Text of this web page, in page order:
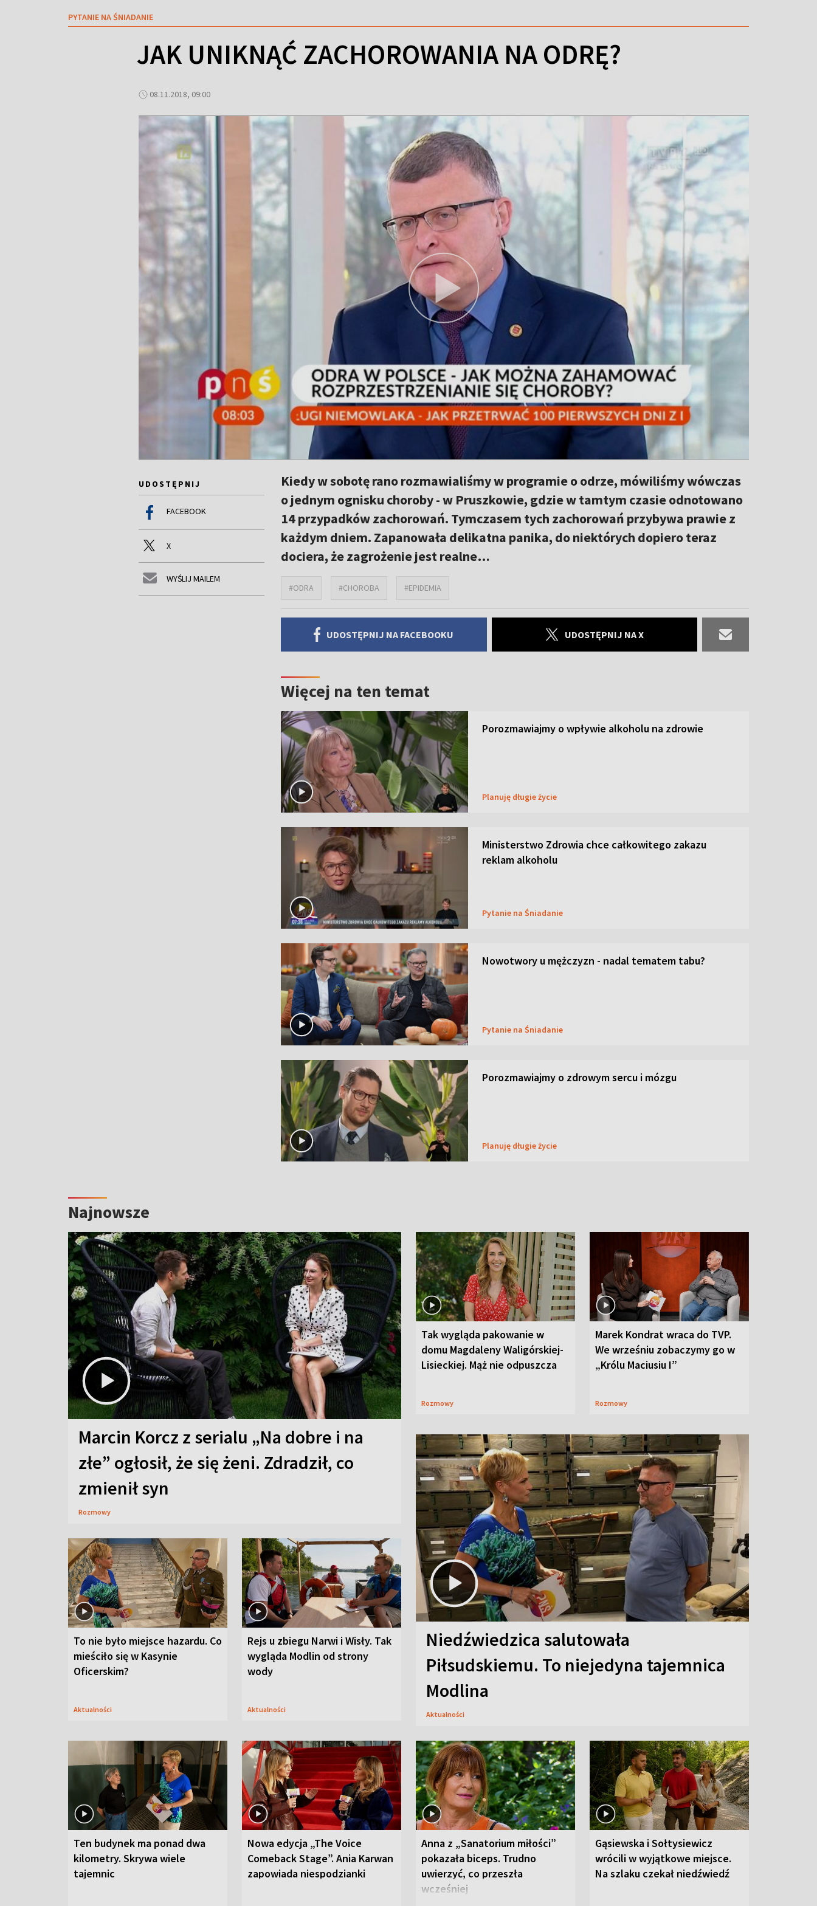
PYTANIE NA ŚNIADANIE
JAK UNIKNĄĆ ZACHOROWANIA NA ODRĘ?
08.11.2018, 09:00
UDOSTĘPNIJ
FACEBOOK
X
WYŚLIJ MAILEM
Kiedy w sobotę rano rozmawialiśmy w programie o odrze, mówiliśmy wówczas
o jednym ognisku choroby - w Pruszkowie, gdzie w tamtym czasie odnotowano
14 przypadków zachorowań. Tymczasem tych zachorowań przybywa prawie z
każdym dniem. Zapanowała delikatna panika, do niektórych dopiero teraz
dociera, że zagrożenie jest realne…
#ODRA #CHOROBA #EPIDEMIA
UDOSTĘPNIJ NA FACEBOOKU UDOSTĘPNIJ NA X
Więcej na ten temat
Porozmawiajmy o wpływie alkoholu na zdrowie
Planuję długie życie
Ministerstwo Zdrowia chce całkowitego zakazu
reklam alkoholu
Pytanie na Śniadanie
Nowotwory u mężczyzn - nadal tematem tabu?
Pytanie na Śniadanie
Porozmawiajmy o zdrowym sercu i mózgu
Planuję długie życie
Najnowsze
Marcin Korcz z serialu „Na dobre i na
złe” ogłosił, że się żeni. Zdradził, co
zmienił syn
Rozmowy
Tak wygląda pakowanie w
domu Magdaleny Waligórskiej-
Lisieckiej. Mąż nie odpuszcza
Rozmowy
Marek Kondrat wraca do TVP.
We wrześniu zobaczymy go w
„Królu Maciusiu I”
Rozmowy
To nie było miejsce hazardu. Co
mieściło się w Kasynie
Oficerskim?
Aktualności
Rejs u zbiegu Narwi i Wisły. Tak
wygląda Modlin od strony
wody
Aktualności
Niedźwiedzica salutowała
Piłsudskiemu. To niejedyna tajemnica
Modlina
Aktualności
Ten budynek ma ponad dwa
kilometry. Skrywa wiele
tajemnic
Nowa edycja „The Voice
Comeback Stage”. Ania Karwan
zapowiada niespodzianki
Anna z „Sanatorium miłości”
pokazała biceps. Trudno
uwierzyć, co przeszła
wcześniej
Gąsiewska i Sołtysiewicz
wrócili w wyjątkowe miejsce.
Na szlaku czekał niedźwiedź